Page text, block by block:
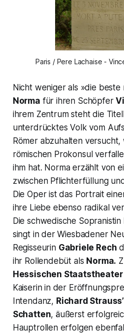
Paris / Pere Lachaise -
Nicht weniger als »die beste
Norma für ihren Schöpfer
ihrem Zentrum steht die
unterdrücktes Volk vom
Römer abzuhalten versucht,
römischen Prokonsul
ihm hat. Normaerzählt von
zwischen Pflichterfüllung
Die Oper ist das Portrait
ihre Liebe ebenso radikal
Die schwedische Sopranistin
singt in der Wiesbadener
Regisseurin Gabriele Rech
ihr Rollendebüt als Norma.
Hessischen Staatstheater
Kaiserinin der
Intendanz, Richard Strauss’
Schatten, äußerst
Hauptrollen erfolgen